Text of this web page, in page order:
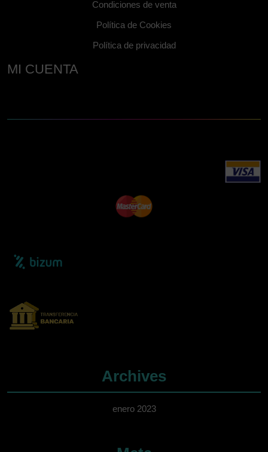
Condiciones de venta
Política de Cookies
Política de privacidad
MI CUENTA
Archives
enero 2023